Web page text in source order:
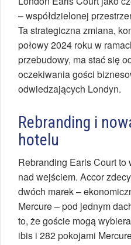
– współdzielonej
Ta strategiczna zmiana,
połowy 2024 roku w
przebudowy, ma stać się
oczekiwania gości
odwiedzających Londyn.
Rebranding i
hotelu
Rebranding Earls Court
nad wejściem. Accor
dwóch marek –
Mercure – pod jednym
to, że goście mogą
ibis i 282 pokojami